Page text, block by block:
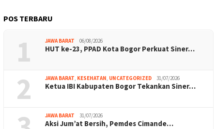
POS TERBARU
1 JAWA BARAT 06/08/2026
HUT ke-23, PPAD Kota Bogor Perkuat Siner…
2 JAWA BARAT, KESEHATAN, UNCATEGORIZED 31/07/2026
Ketua IBI Kabupaten Bogor Tekankan Siner…
JAWA BARAT 31/07/2026
Aksi Jum’at Bersih, Pemdes Cimande…